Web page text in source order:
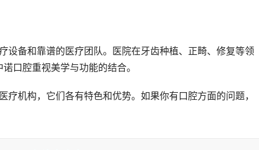
口腔重视美学与功能的结合。